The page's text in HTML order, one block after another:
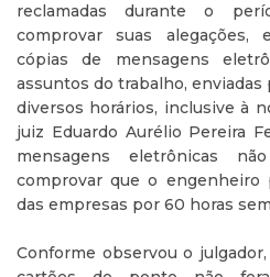
reclamadas durante o
comprovar suas
cópias de mensagens
assuntos do trabalho, enviadas
diversos horários, inclusive à
juiz Eduardo Aurélio Pereira
mensagens eletrônicas
comprovar que o engenheiro
das empresas por 60 horas
Conforme observou o